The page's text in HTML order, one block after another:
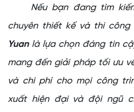
Nếu bạn đang tìm
chuyên thiết kế và thi công
Yuanlà lựa chọn đáng tin
mang đến giải pháp tối ưu
và chi phí cho mọi công
xuất hiện đại và đội ngũ